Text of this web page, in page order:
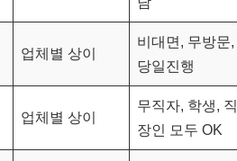
업체별 상이
비대면, 무방문,
당일진행
업체별 상이
무직자, 학생, 직
장인 모두 OK